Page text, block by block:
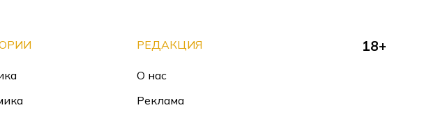
РЕДАКЦИЯ
О нас
Реклама
18+